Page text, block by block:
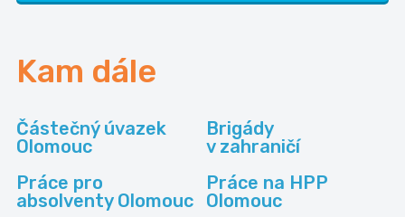
Kam dále
Částečný úvazek
Olomouc
Brigády
v zahraničí
Práce pro
absolventy Olomouc
Práce na HPP
Olomouc